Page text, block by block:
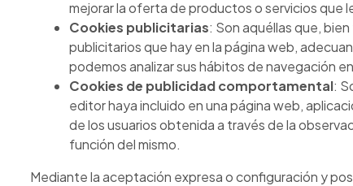
mejorar la oferta de productos o servicios que
Cookies publicitarias: Son aquéllas que,
publicitarios que hay en la página web,
podemos analizar sus hábitos de navegación
Cookies de publicidad comportamental:
editor haya incluido en una página web,
de los usuarios obtenida a través de la
función del mismo.
Mediante la aceptación expresa o configuración y